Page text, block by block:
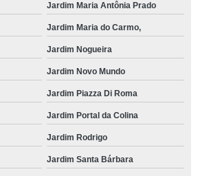
Jardim Maria Antônia Prado
Jardim Maria do Carmo,
Jardim Nogueira
Jardim Novo Mundo
Jardim Piazza Di Roma
Jardim Portal da Colina
Jardim Rodrigo
Jardim Santa Bárbara